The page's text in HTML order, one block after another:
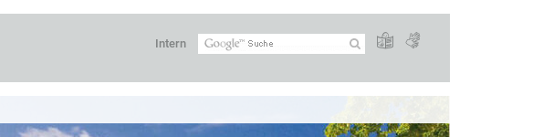
Intern